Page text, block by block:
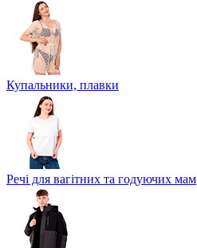
Купальники, плавки
Речі для вагітних та годуючих мам